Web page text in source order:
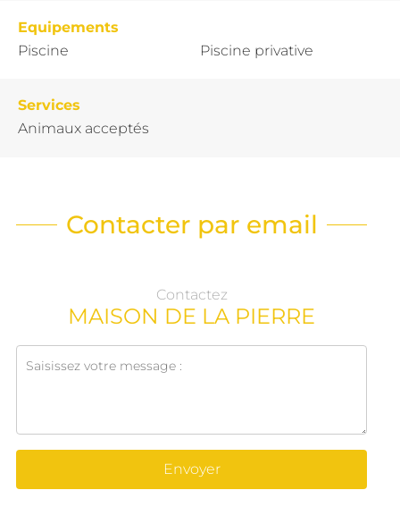
Equipements
Piscine
Piscine privative
Services
Animaux acceptés
Contacter par email
Contactez
MAISON DE LA PIERRE
Envoyer